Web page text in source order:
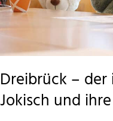
Dreibrück –
Jokisch und